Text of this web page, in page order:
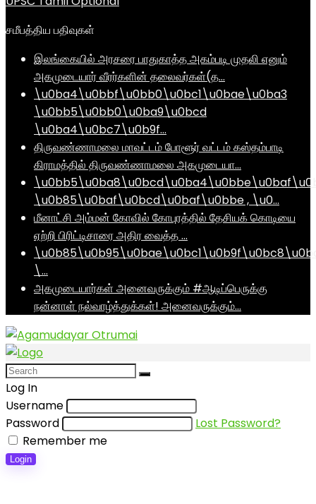
சமீபத்திய பதிவுகள்
இலங்கையில் அரசரை பாதுகாத்த அகம்படி முதலி எனும்
அகமுடையார் வீரர்களின் தலைவர்கள்(த…
\u0ba4\u0bbf\u0bb0\u0bc1\u0bae\u0ba3
\u0bb5\u0bb0\u0ba9\u0bcd
\u0ba4\u0bc7\u0b9f…
திருவண்ணாமலை மாவட்டம் போளூர் வட்டம் கஸ்தம்பாடி
கிராமத்தில் திருவண்ணாமலை அகமுடையா…
\u0b85\u0baf\u0bcd\u0baf\u0bbe , \u0…
மீனாட்சி அம்மன் கோவில் கோபுரத்தில் தேசியக் கொடியை
ஏற்றி பிரிட்டிசாரை அதிர வைத்த …
\…
அகமுடையார்கள் அனைவருக்கும் #ஆடிப்பெருக்கு
நன்னாள் நல்வாழ்த்துக்கள்! அனைவருக்கும்…
Log In
Username
Password
Lost Password?
Remember me
Login